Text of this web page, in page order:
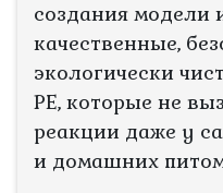
создания модели
качественные,
экологически
РЕ, которые не
реакции даже у
и домашних